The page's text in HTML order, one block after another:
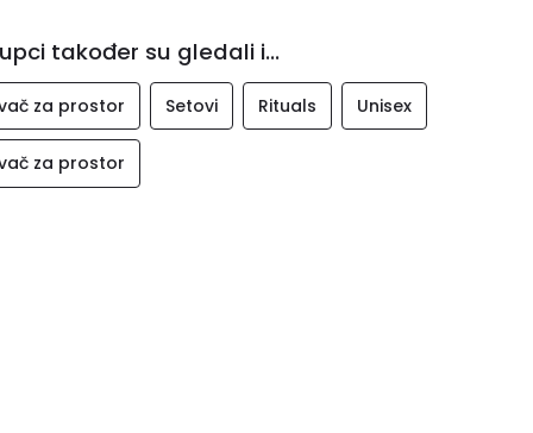
također su gledali i...
za prostor Setovi Rituals Unisex
za prostor